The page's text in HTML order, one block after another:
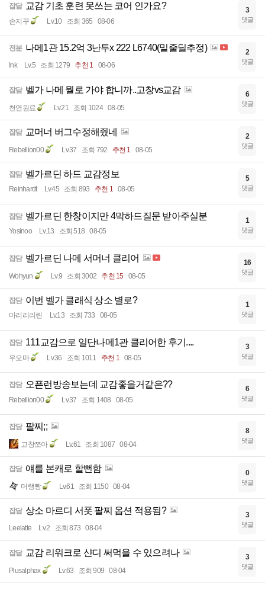
잡담 교감 기초 훈련 못쓰는 코어 인가요?
손지꾸 Lv.10 조회 365 08-06
3
댓글
전분 나메1관 15.2억 3난투x 222 L6740(밑줄딜추정)
Ink Lv.5 조회 1279 추천 1 08-06
2
댓글
잡담 벨가 나메 뭘로 가야 합니까..고창vs교감
천연원료 Lv.21 조회 1024 08-05
6
댓글
잡담 교머너 버그수정해줬네
Rebellion00 Lv.37 조회 792 추천 1 08-05
2
댓글
잡담 벨가르딘 하드 교감정보
Reinhardt Lv.45 조회 893 추천 1 08-05
5
댓글
잡담 벨가르딘 한창이지만 4막하드질문 받아주실분
Yosinoo Lv.13 조회 518 08-05
1
댓글
잡담 벨가르딘 나메 서머너 클리어
Wohyun Lv.9 조회 3002 추천 15 08-05
16
댓글
잡담 이번 벨가 클래식 상소 별로?
마리리리린 Lv.13 조회 733 08-05
1
댓글
잡담 111교감으로 일단나메1관 클리어한 후기....
우오마 Lv.36 조회 1011 추천 1 08-05
3
댓글
잡담 오픈런방송보는데 교감좋을거같은??
Rebellion00 Lv.37 조회 1408 08-05
6
댓글
잡담 팔찌;;
고창쪼아 Lv.61 조회 1087 08-04
8
댓글
잡담 얘를 본캐로 할뻔함
머랭빵 Lv.61 조회 1150 08-04
0
댓글
잡담 상소 마르디 서폿 팔찌 옵션 적용됨?
Leelatte Lv.2 조회 873 08-04
3
댓글
잡담 교감 리워크로 샨디 써먹을 수 있으려나
Plusalphax Lv.63 조회 909 08-04
3
댓글